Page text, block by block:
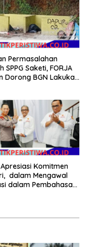
Pembangunan
Permasalahan
SPPG Saketi, FORJA
Dorong BGN Lakukan
Apresiasi Komitmen
dalam Mengawal
dalam Pembahasan